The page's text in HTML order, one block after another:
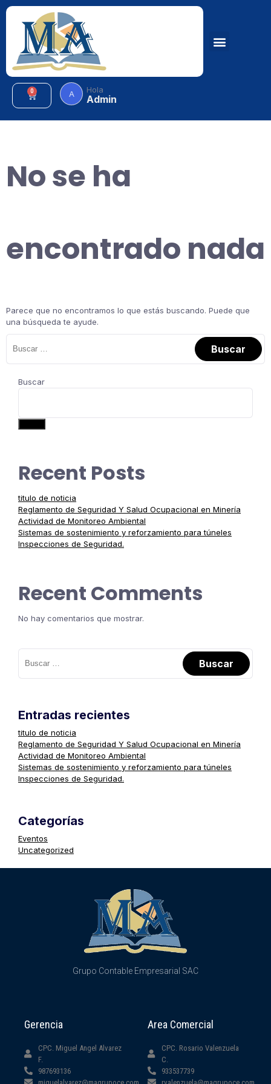
0 A Hola
Admin
No se ha
encontrado nada
Parece que no encontramos lo que estás buscando. Puede que
una búsqueda te ayude.
Buscar
Recent Posts
titulo de noticia
Reglamento de Seguridad Y Salud Ocupacional en Minería
Actividad de Monitoreo Ambiental
Sistemas de sostenimiento y reforzamiento para túneles
Inspecciones de Seguridad.
Recent Comments
No hay comentarios que mostrar.
Entradas recientes
titulo de noticia
Reglamento de Seguridad Y Salud Ocupacional en Minería
Actividad de Monitoreo Ambiental
Sistemas de sostenimiento y reforzamiento para túneles
Inspecciones de Seguridad.
Categorías
Eventos
Uncategorized
Grupo Contable Empresarial SAC
Gerencia
CPC. Miguel Angel Alvarez
F.
987693136
Area Comercial
CPC. Rosario Valenzuela
C.
933537739